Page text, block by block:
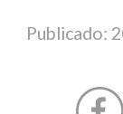
Publicado: